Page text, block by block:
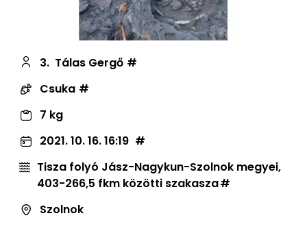
3. Tálas Gergő
Csuka
7 kg
2021. 10. 16. 16:19
Tisza folyó Jász-Nagykun-Szolnok megyei,
403-266,5 fkm közötti szakasza
Szolnok